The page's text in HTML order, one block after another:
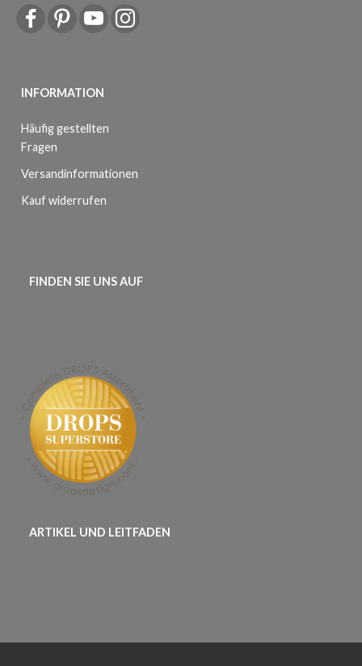
INFORMATION
Häufig gestellten
Fragen
Versandinformationen
Kauf widerrufen
FINDEN SIE UNS AUF
ARTIKEL UND LEITFADEN